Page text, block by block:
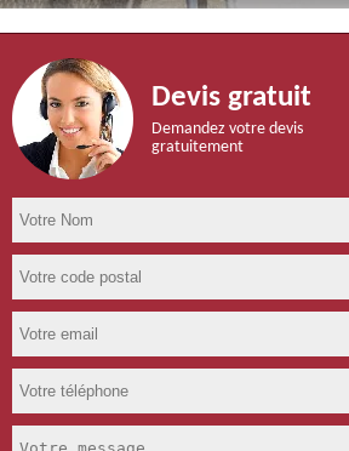
Devis gratuit
Demandez votre devis
gratuitement